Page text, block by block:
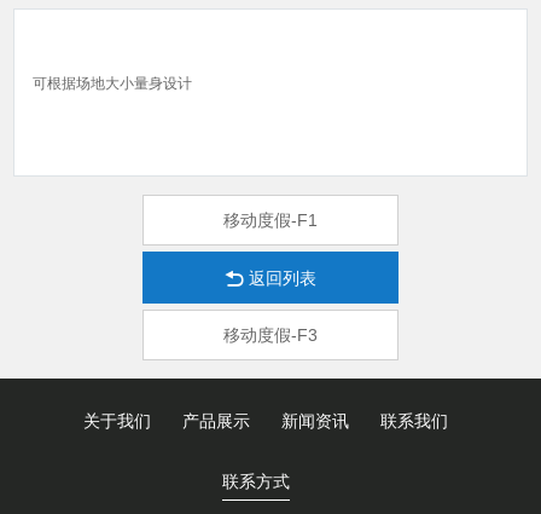
可根据场地大小量身设计
移动度假-F1
返回列表
移动度假-F3
关于我们 产品展示 新闻资讯 联系我们
联系方式